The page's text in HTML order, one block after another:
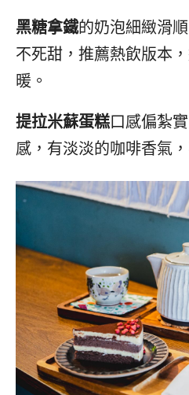
黑糖拿鐵的奶泡細緻滑
不死甜，推薦熱飲版本
暖。
提拉米蘇蛋糕口感偏紮
感，有淡淡的咖啡香氣